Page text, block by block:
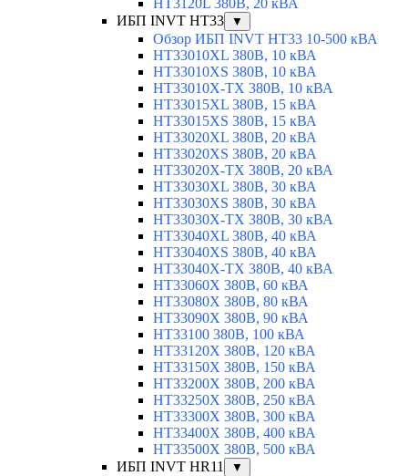
HT3120L 380В, 20 кВА
ИБП INVT HT33
▼
Обзор ИБП INVT HT33 10-500 кВА
HT33010XL 380В, 10 кВА
HT33010XS 380В, 10 кВА
HT33010X-TX 380В, 10 кВА
HT33015XL 380В, 15 кВА
HT33015XS 380В, 15 кВА
HT33020XL 380В, 20 кВА
HT33020XS 380В, 20 кВА
HT33020X-TX 380В, 20 кВА
HT33030XL 380В, 30 кВА
HT33030XS 380В, 30 кВА
HT33030X-TX 380В, 30 кВА
HT33040XL 380В, 40 кВА
HT33040XS 380В, 40 кВА
HT33040X-TX 380В, 40 кВА
HT33060X 380В, 60 кВА
HT33080X 380В, 80 кВА
HT33090X 380В, 90 кВА
HT33100 380В, 100 кВА
HT33120X 380В, 120 кВА
HT33150X 380В, 150 кВА
HT33200X 380В, 200 кВА
HT33250X 380В, 250 кВА
HT33300X 380В, 300 кВА
HT33400X 380В, 400 кВА
HT33500X 380В, 500 кВА
ИБП INVT HR11
▼